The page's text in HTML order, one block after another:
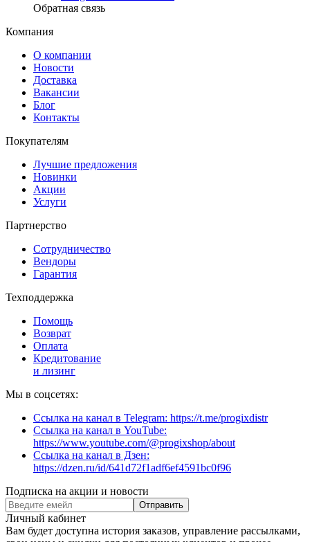
Обратная связь
Компания
О компании
Новости
Доставка
Вакансии
Блог
Контакты
Покупателям
Лучшие предложения
Новинки
Акции
Услуги
Партнерство
Сотрудничество
Вендоры
Гарантия
Техподдержка
Помощь
Возврат
Оплата
Кредитование
и лизинг
Мы в соцсетях:
Ссылка на канал в Telegram: https://t.me/progixdistr
Ссылка на канал в YouTube:
https://www.youtube.com/@progixshop/about
Ссылка на канал в Дзен:
https://dzen.ru/id/641d72f1adf6ef4591bc0f96
Подписка на акции и новости
Отправить
Личный кабинет
Вам будет доступна история заказов, управление рассылками,